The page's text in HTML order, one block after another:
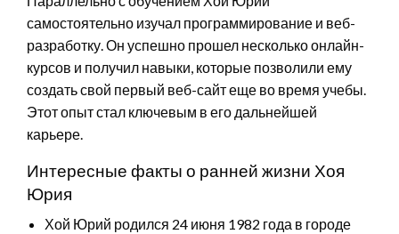
самостоятельно изучал программирование и веб-
разработку. Он успешно прошел несколько онлайн-
курсов и получил навыки, которые позволили ему
создать свой первый веб-сайт еще во время учебы.
Этот опыт стал ключевым в его дальнейшей
карьере.
Интересные факты о ранней жизни Хоя
Юрия
Хой Юрий родился 24 июня 1982 года в городе